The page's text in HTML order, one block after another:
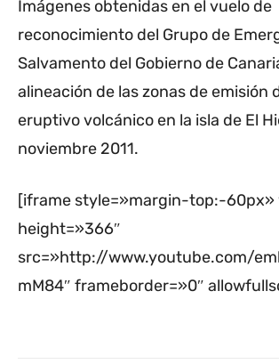
Imágenes obtenidas en el vuelo de
reconocimiento del Grupo de
Salvamento del Gobierno de
alineación de las zonas de emisión
eruptivo volcánico en la isla de El
noviembre 2011.
[iframe style=»margin-top:-60px»
height=»366″
src=»http://www.youtube.com/
mM84″ frameborder=»0″